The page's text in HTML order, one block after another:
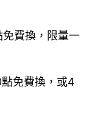
費換，限量一
免費換，或4